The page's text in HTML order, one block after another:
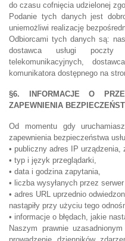
do czasu cofnięcia udzielonej
Podanie tych danych jest
uniemożliwi realizację
Odbiorcami tych danych są:
dostawca usługi poczty
telekomunikacyjnych,
komunikatora dostępnego na
§6. INFORMACJE O
ZAPEWNIENIA
Od momentu gdy
zapewnienia bezpieczeństwa
• publiczny adres IP urządzenia,
• typ i język przeglądarki,
• data i godzina zapytania,
• liczba wysyłanych przez
• adres URL uprzednio
nastąpiły przy użyciu tego
• informacje o błędach, jakie
Naszym prawnie